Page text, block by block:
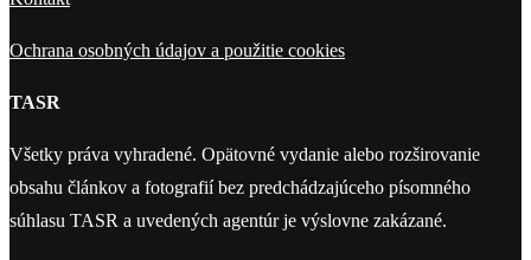
Ochrana osobných údajov a použitie cookies
TASR
Všetky práva vyhradené. Opätovné vydanie alebo rozširovanie
obsahu článkov a fotografií bez predchádzajúceho písomného
súhlasu TASR a uvedených agentúr je výslovne zakázané.